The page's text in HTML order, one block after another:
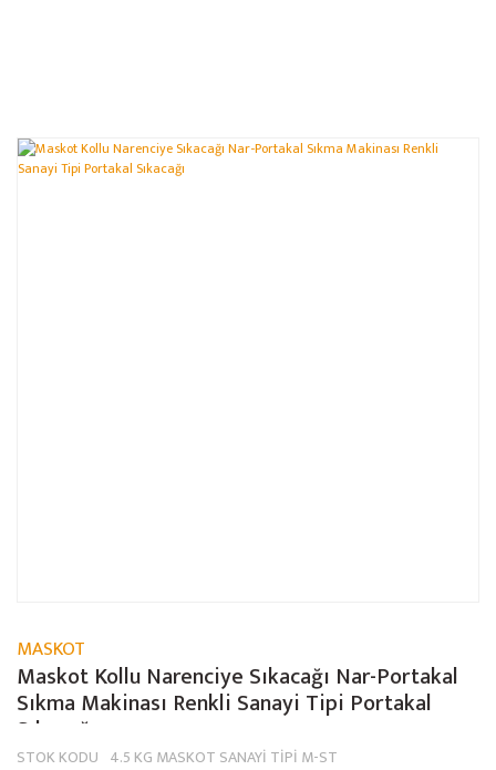
MASKOT
Maskot Kollu Narenciye Sıkacağı Nar-Portakal
Sıkma Makinası Renkli Sanayi Tipi Portakal
Sıkacağı
STOK KODU 4.5 KG MASKOT SANAYİ TİPİ M-ST